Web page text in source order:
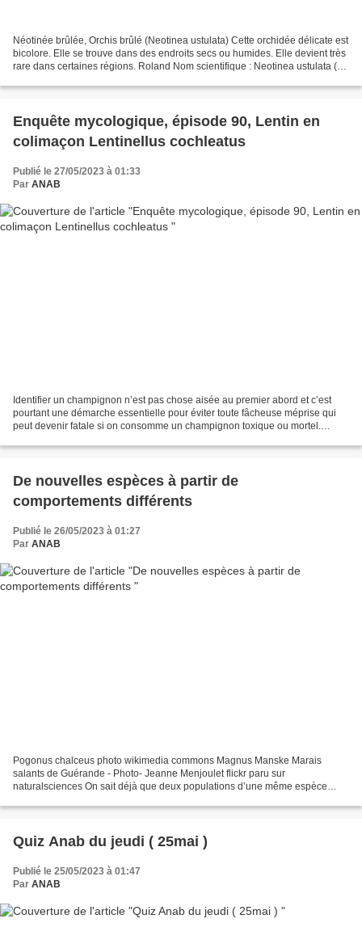
Néotinée brûlée, Orchis brûlé (Neotinea ustulata) Cette orchidée délicate est
bicolore. Elle se trouve dans des endroits secs ou humides. Elle devient très
rare dans certaines régions. Roland Nom scientifique : Neotinea ustulata (L.)
Enquête mycologique, épisode 90, Lentin en
colimaçon Lentinellus cochleatus
Publié le 27/05/2023 à 01:33
Par ANAB
Identifier un champignon n’est pas chose aisée au premier abord et c’est
pourtant une démarche essentielle pour éviter toute fâcheuse méprise qui
peut devenir fatale si on consomme un champignon toxique ou mortel.
De nouvelles espèces à partir de
comportements différents
Publié le 26/05/2023 à 01:27
Par ANAB
Pogonus chalceus photo wikimedia commons Magnus Manske Marais
salants de Guérande - Photo- Jeanne Menjoulet flickr paru sur
naturalsciences On sait déjà que deux populations d’une même espèce
Quiz Anab du jeudi ( 25mai )
Publié le 25/05/2023 à 01:47
Par ANAB